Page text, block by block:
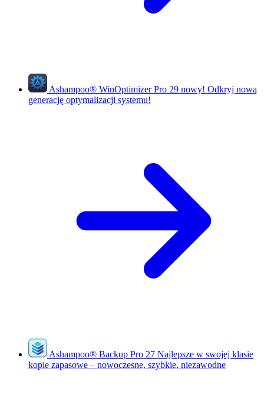
Ashampoo® WinOptimizer Pro 29 nowy! Odkryj nową
generację optymalizacji systemu!
Ashampoo® Backup Pro 27 Najlepsze w swojej klasie
kopie zapasowe – nowoczesne, szybkie, niezawodne